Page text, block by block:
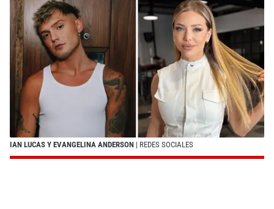
IAN LUCAS Y EVANGELINA ANDERSON | REDES SOCIALES